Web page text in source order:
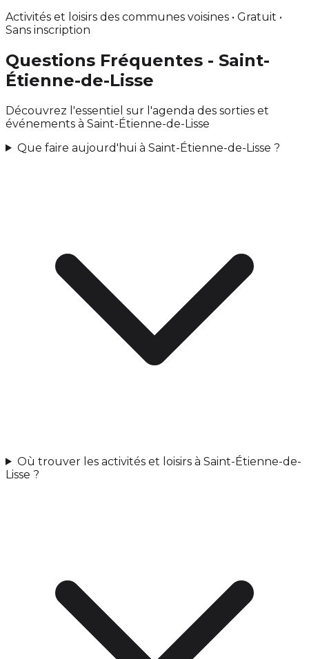
Activités et loisirs des communes voisines • Gratuit •
Sans inscription
Questions Fréquentes - Saint-
Étienne-de-Lisse
Découvrez l'essentiel sur l'agenda des sorties et
événements à Saint-Étienne-de-Lisse
Que faire aujourd'hui à Saint-Étienne-de-Lisse ?
Où trouver les activités et loisirs à Saint-Étienne-de-
Lisse ?